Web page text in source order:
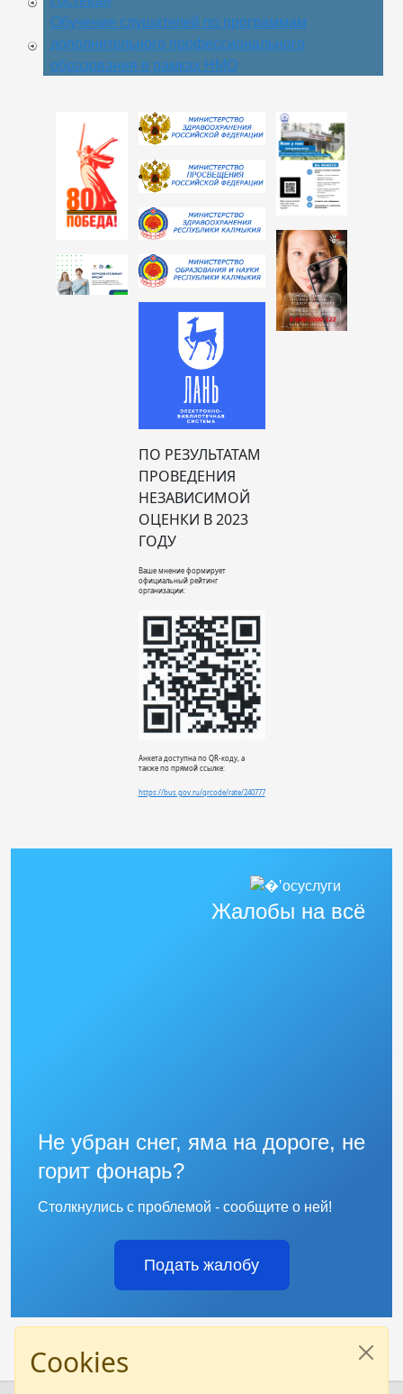
Обучение слушателей по программам
дополнительного профессионального
образования в рамках НМО
ПО РЕЗУЛЬТАТАМ
ПРОВЕДЕНИЯ
НЕЗАВИСИМОЙ
ОЦЕНКИ В 2023
ГОДУ
Ваше мнение формирует
официальный рейтинг
организации:
Анкета доступна по QR-коду, а
также по прямой ссылке:
https://bus.gov.ru/qrcode/rate/240777
Жалобы на всё
Не убран снег, яма на дороге, не
горит фонарь?
Столкнулись с проблемой - сообщите о ней!
Подать жалобу
Cookies